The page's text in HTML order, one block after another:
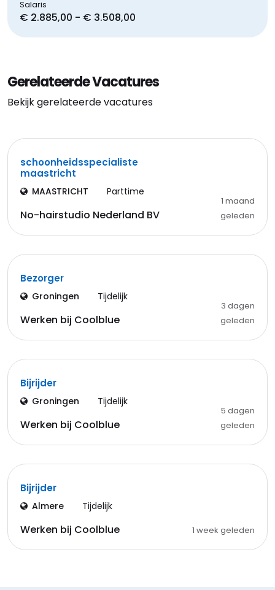
Salaris
€ 2.885,00 - € 3.508,00
Gerelateerde Vacatures
Bekijk gerelateerde vacatures
schoonheidsspecialiste
maastricht
MAASTRICHT Parttime
No-hairstudio Nederland BV
1 maand
geleden
Bezorger
Groningen Tijdelijk
Werken bij Coolblue
3 dagen
geleden
Bijrijder
Groningen Tijdelijk
Werken bij Coolblue
5 dagen
geleden
Bijrijder
Almere Tijdelijk
Werken bij Coolblue 1 week geleden